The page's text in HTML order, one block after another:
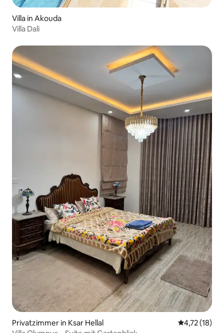
Villa in Akouda
Villa Dali
Privatzimmer in Ksar Hellal
4,72 (18)